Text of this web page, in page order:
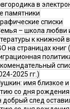
в
памятники
списки
– школа любви
к книжной
на страницах книг
2025 гг.)
имя близкое и
со дня
добрый след